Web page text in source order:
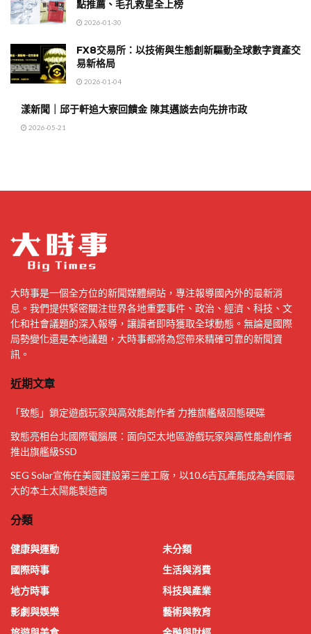
點推薦、毛孔救星全上榜
2026-01-30
FX8交易所：以技術與生態創新驅動全球數字資產交
易新格局
2026-01-04
漾新聞｜邱于軒追大寮回饋金 陳其邁談去向先拚市政
2026-05-21
大時事是一個全方位的新聞媒體網站，專注報導國內外的最新消
息。我們提供緊密關注世界各地重要事件、政治、經濟、科技、文
化和社會議題的深入報導，讓讀者即時獲取全球動態。無論是國際
局勢變化還是本地議題，大時事都將為您帶來精確可靠的新聞資
訊。
近期文章
「致態」鎖定遊戲玩家與高效能創作者 力推旗艦級固態硬碟
致態亮相台北國際電腦展：面向亞太地區游戲玩家與高性能創作者
推出旗艦級SSD
SEG Solar宣佈在美國建設第三座工廠，以10.6吉瓦產能成為美國最
大的本土太陽能製造商
分類
健康與運動
國際時事
地方時事
影劇與娛樂
未分類
生活與消費
科技與產業
藝術與教育